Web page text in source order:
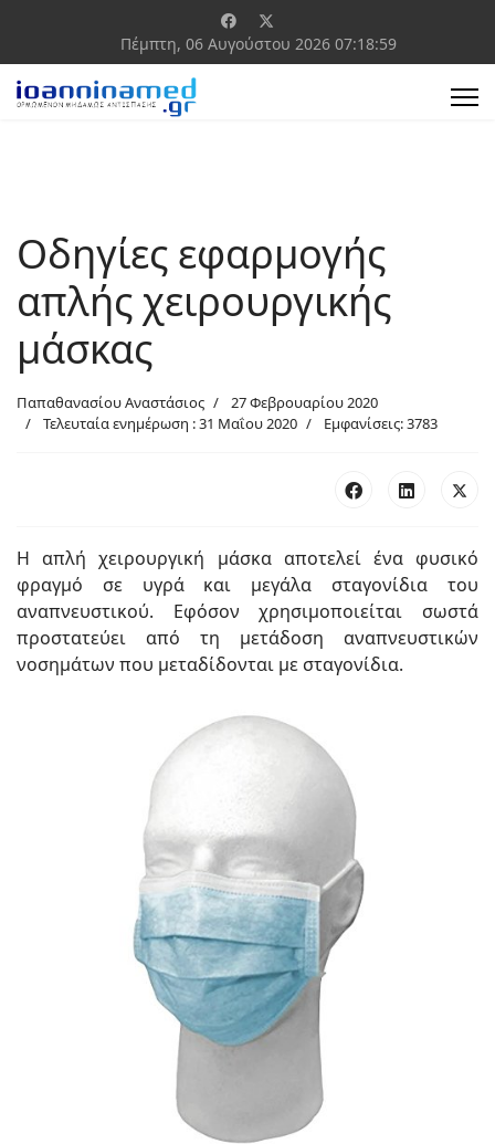
Πέμπτη, 06 Αυγούστου 2026 07:18:59
Οδηγίες εφαρμογής
απλής χειρουργικής
μάσκας
Παπαθανασίου Αναστάσιος
27 Φεβρουαρίου 2020
Τελευταία ενημέρωση : 31 Μαΐου 2020
Εμφανίσεις: 3783
Η απλή χειρουργική μάσκα αποτελεί ένα φυσικό
φραγμό σε υγρά και μεγάλα σταγονίδια του
αναπνευστικού. Εφόσον χρησιμοποιείται σωστά
προστατεύει από τη μετάδοση αναπνευστικών
νοσημάτων που μεταδίδονται με σταγονίδια.